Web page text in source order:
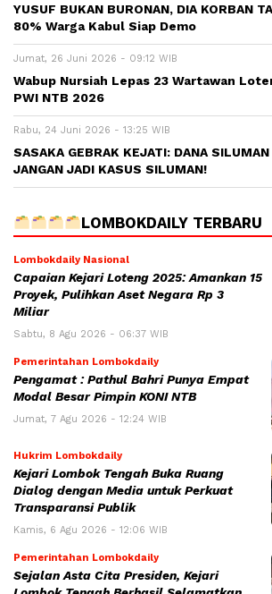
YUSUF BUKAN BURONAN, DIA KORBAN
80% Warga Kabul Siap Demo
Jumat, 26 Juni 2026 - 09:12 WIB
Wabup Nursiah Lepas 23 Wartawan
PWI NTB 2026
Rabu, 24 Juni 2026 - 13:25 WIB
SASAKA GEBRAK KEJATI: DANA
JANGAN JADI KASUS SILUMAN!
LOMBOKDAILY TERBARU
Lombokdaily Nasional
Capaian Kejari Loteng 2025: Amankan 15
Proyek, Pulihkan Aset Negara Rp 3
Miliar
Sabtu, 8 Agu 2026 - 06:37 WIB
Pemerintahan Lombokdaily
Pengamat : Pathul Bahri Punya Empat
Modal Besar Pimpin KONI NTB
Jumat, 7 Agu 2026 - 12:24 WIB
Hukrim Lombokdaily
Kejari Lombok Tengah Buka Ruang
Dialog dengan Media untuk Perkuat
Transparansi Publik
Kamis, 6 Agu 2026 - 12:06 WIB
Pemerintahan Lombokdaily
Sejalan Asta Cita Presiden, Kejari